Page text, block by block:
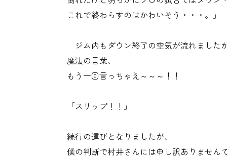
これで終わらすのはかわいそう・・・。」
ジム内もダウン終了の空気が流れましたが
魔法の言葉、
もう一回言っちゃえ～～～！！
「スリップ！！」
続行の運びとなりましたが、
僕の判断で村井さんには申し訳ありません